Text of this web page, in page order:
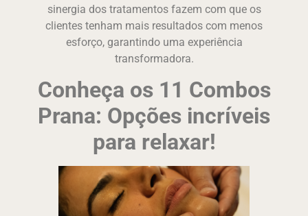
sinergia dos tratamentos fazem com que os
clientes tenham mais resultados com menos
esforço, garantindo uma experiência
transformadora.
Conheça os 11 Combos
Prana: Opções incríveis
para relaxar!